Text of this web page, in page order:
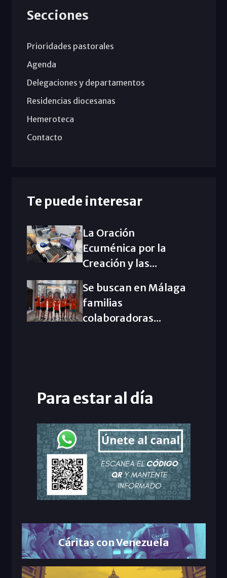
Secciones
Prioridades pastorales
Agenda
Delegaciones y departamentos
Residencias diocesanas
Hemeroteca
Contacto
Te puede interesar
La Oración
Ecuménica por la
Creación y las...
Se buscan en Málaga
familias
colaboradoras...
Para estar al día
Cáritas con Venezuela